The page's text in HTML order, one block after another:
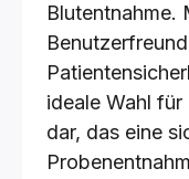
Blutentnahme.
ideale Wahl
dar, das eine